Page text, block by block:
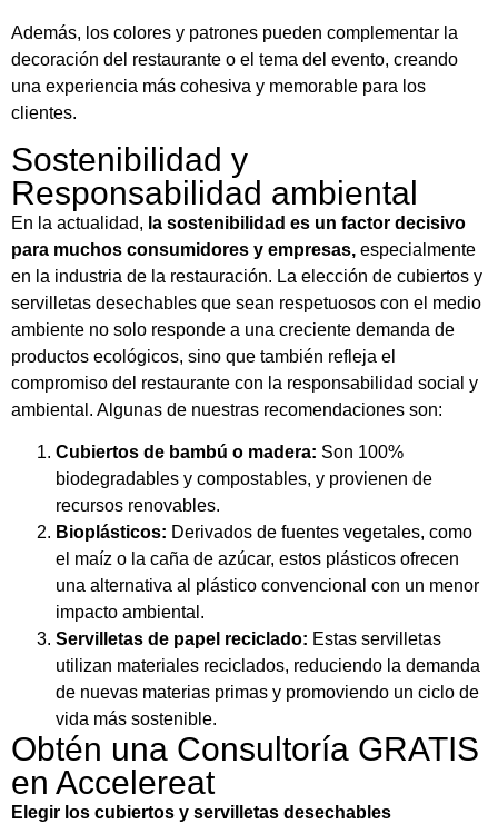
Además, los colores y patrones pueden complementar la
decoración del restaurante o el tema del evento, creando
una experiencia más cohesiva y memorable para los
clientes.
Sostenibilidad y
Responsabilidad ambiental
En la actualidad, la sostenibilidad es un factor decisivo
para muchos consumidores y empresas, especialmente
en la industria de la restauración. La elección de cubiertos y
servilletas desechables que sean respetuosos con el medio
ambiente no solo responde a una creciente demanda de
productos ecológicos, sino que también refleja el
compromiso del restaurante con la responsabilidad social y
ambiental. Algunas de nuestras recomendaciones son:
Cubiertos de bambú o madera: Son 100%
biodegradables y compostables, y provienen de
recursos renovables.
Bioplásticos: Derivados de fuentes vegetales, como
el maíz o la caña de azúcar, estos plásticos ofrecen
una alternativa al plástico convencional con un menor
impacto ambiental.
Servilletas de papel reciclado: Estas servilletas
utilizan materiales reciclados, reduciendo la demanda
de nuevas materias primas y promoviendo un ciclo de
vida más sostenible.
Obtén una Consultoría GRATIS
en Accelereat
Elegir los cubiertos y servilletas desechables